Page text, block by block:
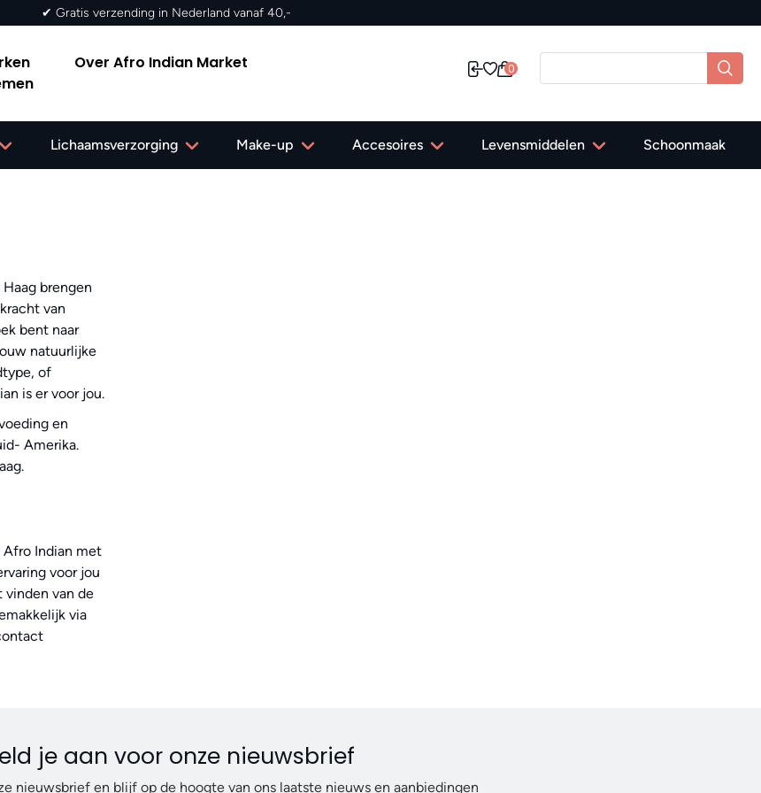
✔ Gratis verzending in Nederland vanaf 40,-
Over Afro Indian Market
0
Lichaamsverzorging Make-up Accesoires Levensmiddelen Schoonmaak
brengen
van
bent naar
natuurlijke
of
is er voor jou.
en
Amerika.
Indian met
voor jou
vinden van de
via
je aan voor onze nieuwsbrief
nieuwsbrief en blijf op de hoogte van ons laatste nieuws en aanbiedingen